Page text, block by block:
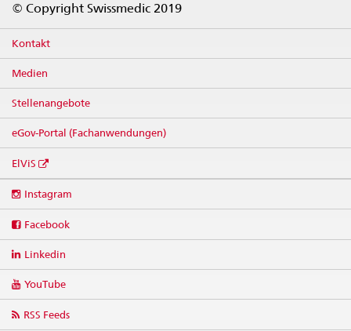
© Copyright Swissmedic 2019
Kontakt
Medien
Stellenangebote
eGov-Portal (Fachanwendungen)
ElViS
media
Instagram
Facebook
Linkedin
YouTube
RSS Feeds